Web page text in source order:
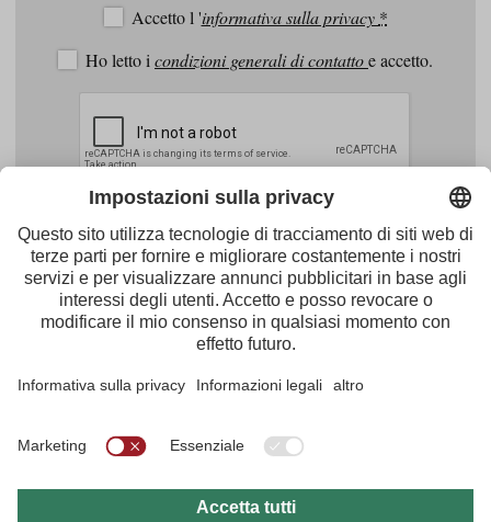
Accetto l 'informativa sulla privacy *
Ho letto i condizioni generali di contattoe accetto.
Maria-Theresien-Straße 55 · 6020 Innsbruck
RSS Notizie
Note redazionali
FacebookYoutubeInstagramPinterestFeed